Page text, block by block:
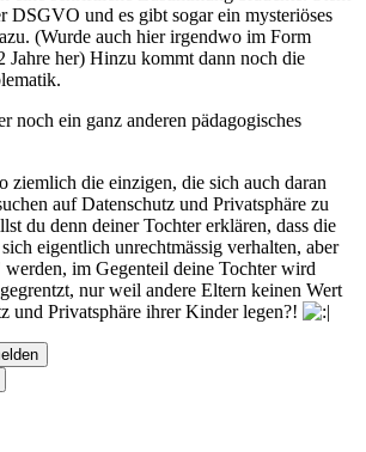
DSGVO und es gibt sogar ein mysteriöses
(Wurde auch hier irgendwo im Form
Jahre her) Hinzu kommt dann noch die
noch ein ganz anderen pädagogisches
ziemlich die einzigen, die sich auch daran
auf Datenschutz und Privatsphäre zu
du denn deiner Tochter erklären, dass die
eigentlich unrechtmässig verhalten, aber
im Gegenteil deine Tochter wird
nur weil andere Eltern keinen Wert
und Privatsphäre ihrer Kinder legen?!